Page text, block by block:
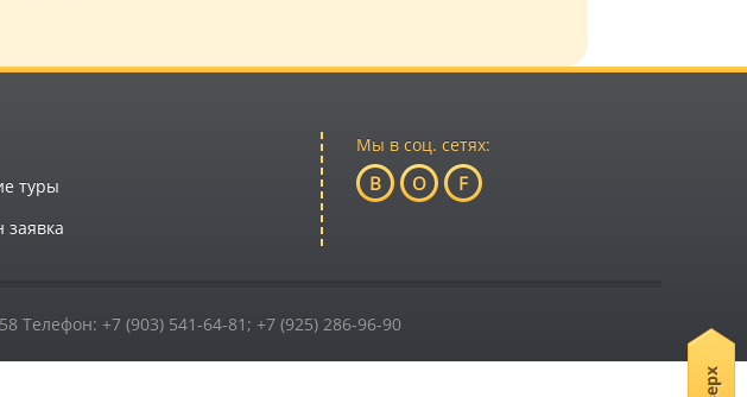
туры
заявка
Мы в соц. сетях:
B O F
Телефон: +7 (903) 541-64-81; +7 (925) 286-96-90